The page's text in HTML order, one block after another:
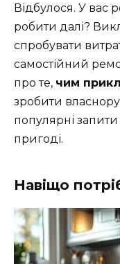
Відбулося. У вас
робити далі?
спробувати
самостійний
про те, чим
зробити
популярні запити
пригоді.
Навіщо